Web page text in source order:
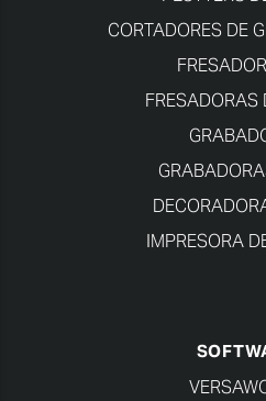
CORTADORES DE
FRESADORAS
IMPRESORA